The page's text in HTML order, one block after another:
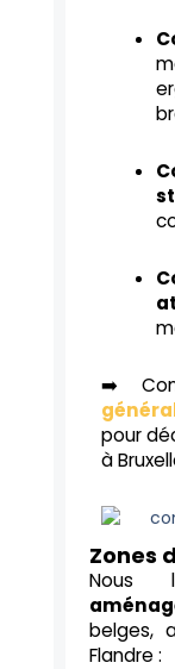
➡️
pour
à
Zones
Nous
belges,
Flandre :